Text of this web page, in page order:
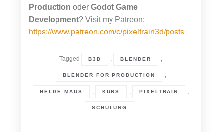
Production oder Godot Game
Development? Visit my Patreon:
https://www.patreon.com/c/pixeltrain3d/posts
Tagged B3D , BLENDER ,
BLENDER FOR PRODUCTION ,
HELGE MAUS , KURS , PIXELTRAIN ,
SCHULUNG